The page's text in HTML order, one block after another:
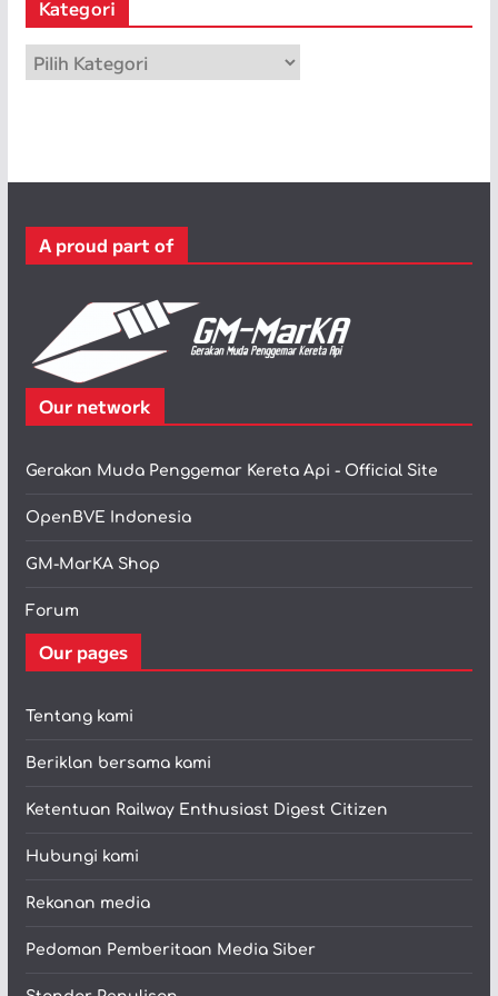
p
Kategori
a
r
A proud part of
Our network
Gerakan Muda Penggemar Kereta Api - Official Site
OpenBVE Indonesia
GM-MarKA Shop
Forum
Our pages
Tentang kami
Beriklan bersama kami
Ketentuan Railway Enthusiast Digest Citizen
Hubungi kami
Rekanan media
Pedoman Pemberitaan Media Siber